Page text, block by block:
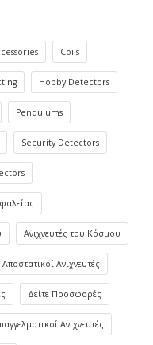
Coils
Hobby Detectors
Pendulums
Security Detectors
Ανιχνευτές του Κόσμου
Αποστατικοί Ανιχνευτές
Δείτε Προσφορές
Ανιχνευτές